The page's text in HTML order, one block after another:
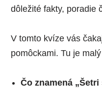
dôležité fakty, poradie
V tomto kvíze vás
pomôckami. Tu je
Čo znamená